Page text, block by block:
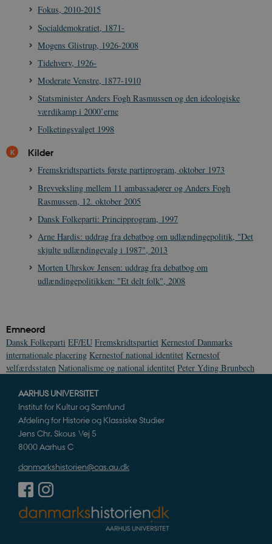
Fokus, 2010-2015
Socialdemokratiet, 1871-
Mogens Glistrup, 1926-2008
Tidehverv, 1926-
Moderate Venstre, 1877-1910
Statsminister Anders Fogh Rasmussen og den ideologiske
værdikamp i 2000’erne
Folketingsvalget 1998
Kilder
Fremskridtspartiets første partiprogram, oktober 1973
Brevveksling mellem 11 ambassadører og Anders Fogh
Rasmussen, 12. oktober 2005
Dansk Folkeparti: Principprogram, 1997
Arne Hardis: uddrag fra debatbog om udlændingepolitik, "Det
skjulte udlændingevalg i 1987", 2013
Morten Uhrskov Jensen: uddrag fra debatbog om
udlændingepolitikken: "Et delt folk", 2008
Emneord
Dansk Folkeparti EF/EU Fremskridtspartiet Kernestof Danmarks
internationale placering Kernestof national identitet Kernestof
velfærdsstaten Nationalisme og national identitet Peter Yding Brunbech
AARHUS UNIVERSITET
Institut for Kultur og Samfund
Afdeling for Historie og Klassiske Studier
Jens Chr. Skous Vej 5
8000 Aarhus C
danmarkshistorien@cas.au.dk
.spotify.com
.nr-data.net
XSRF-TOKEN danmarkshistoriendk.h5p.com